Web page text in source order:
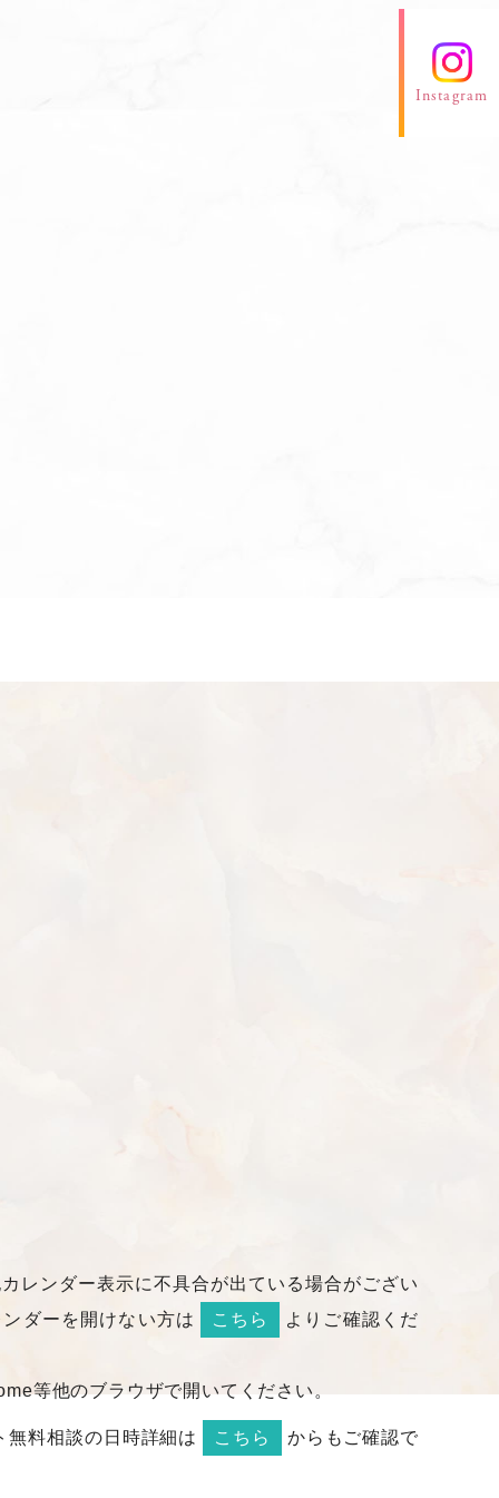
Instagram
レンダー表示に不具合が出ている場合がござい
ダーを開けない方は
こちら よりご確認くだ
等他のブラウザで開いてください。
無料相談の日時詳細は こちら からもご確認で